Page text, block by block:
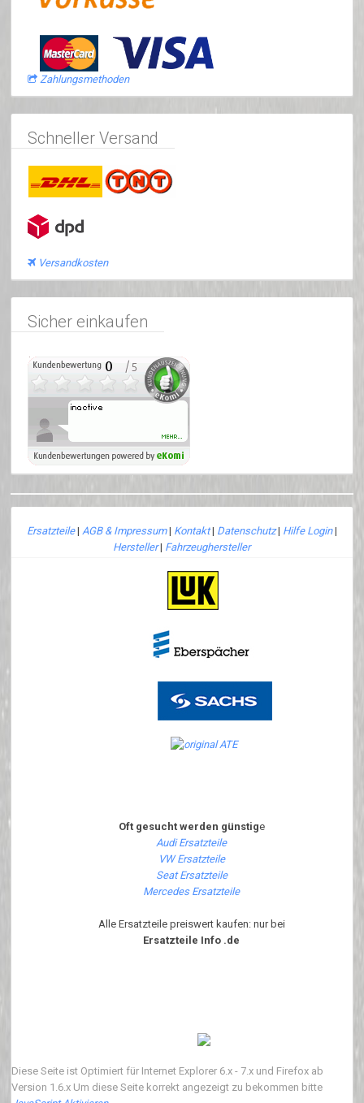
Zahlungsmethoden
Schneller Versand
Versandkosten
Sicher einkaufen
Ersatzteile| AGB & Impressum| Kontakt| Datenschutz| Hilfe Login|
Hersteller| Fahrzeughersteller
Oft gesucht werden günstige
Audi Ersatzteile
VW Ersatzteile
Seat Ersatzteile
Mercedes Ersatzteile
Alle Ersatzteile preiswert kaufen: nur bei
Ersatzteile Info .de
Diese Seite ist Optimiert für Internet Explorer 6.x - 7.x und Firefox ab
Version 1.6.x Um diese Seite korrekt angezeigt zu bekommen bitte